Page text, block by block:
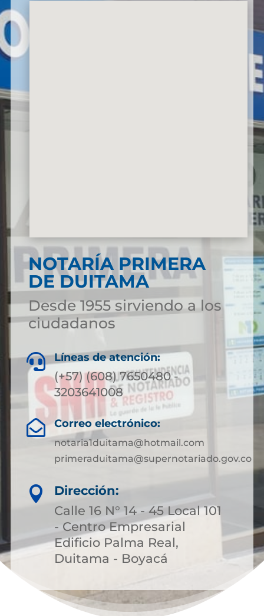
NOTARÍA PRIMERA
DE DUITAMA
Desde 1955 sirviendo a los
ciudadanos
 Líneas de atención:
(+57) (608) 7650480 -
3203641008
 Correo electrónico:
notaria1duitama@hotmail.com
primeraduitama@supernotariado.gov.co

Dirección:
Calle 16 N° 14 - 45 Local 101
- Centro Empresarial
Edificio Palma Real,
Duitama - Boyacá